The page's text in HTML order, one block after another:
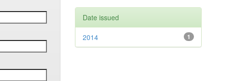
Date issued
1
2014